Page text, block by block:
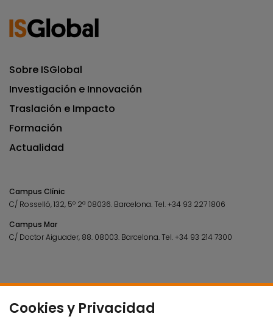
Cookies y Privacidad
Sobre ISGlobal
Investigación e Innovación
Traslación e Impacto
Formación
Actualidad
Campus Clínic
C/ Rosselló, 132, 5º 2ª 08036. Barcelona.Tel.+34 93 227 1806
Campus Mar
C/ Doctor Aiguader, 88. 08003. Barcelona.Tel.+34 93 214 7300